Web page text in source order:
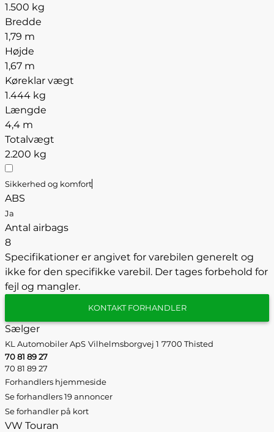
1.500 kg
Bredde
1,79 m
Højde
1,67 m
Køreklar vægt
1.444 kg
Længde
4,4 m
Totalvægt
2.200 kg
Sikkerhed og komfort
ABS
Ja
Antal airbags
8
Specifikationer er angivet for varebilen generelt og
ikke for den specifikke varebil. Der tages forbehold for
fejl og mangler.
KONTAKT FORHANDLER
Sælger
KL Automobiler ApS Vilhelmsborgvej 1 7700 Thisted
70 81 89 27
70 81 89 27
Forhandlers hjemmeside
Se forhandlers 19 annoncer
Se forhandler på kort
VW Touran